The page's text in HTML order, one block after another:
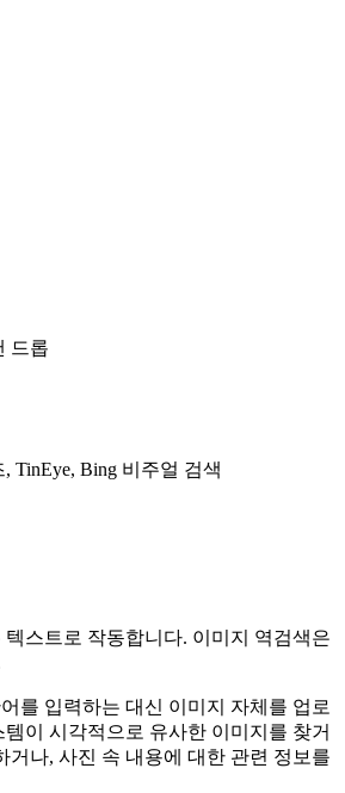
드롭
TinEye, Bing 비주얼 검색
스트로 작동합니다. 이미지 역검색은
를 입력하는 대신 이미지 자체를 업로
이 시각적으로 유사한 이미지를 찾거
거나, 사진 속 내용에 대한 관련 정보를